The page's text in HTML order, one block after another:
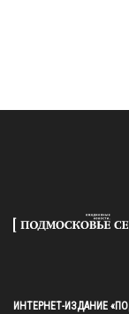
ИНТЕРНЕТ-ИЗДАНИЕ